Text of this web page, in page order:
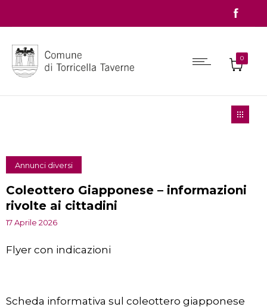
0
Annunci diversi
Coleottero Giapponese – informazioni
rivolte ai cittadini
17 Aprile 2026
Flyer con indicazioni
Scheda informativa sul coleottero giapponese